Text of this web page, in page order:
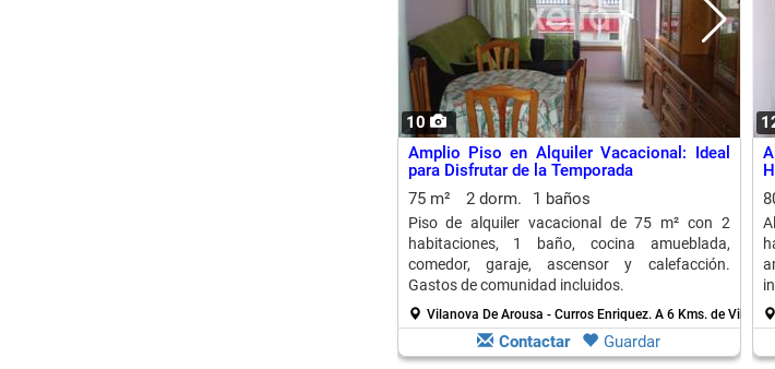
10
Amplio Piso en Alquiler Vacacional: Ideal
para Disfrutar de la Temporada
75 m²
2 dorm. 1 baños
Piso de alquiler vacacional de 75 m² con 2
habitaciones, 1 baño, cocina amueblada,
comedor, garaje, ascensor y calefacción.
Gastos de comunidad incluidos.
Vilanova De Arousa - Curros Enriquez. A 6 Kms. de
Contactar Guardar